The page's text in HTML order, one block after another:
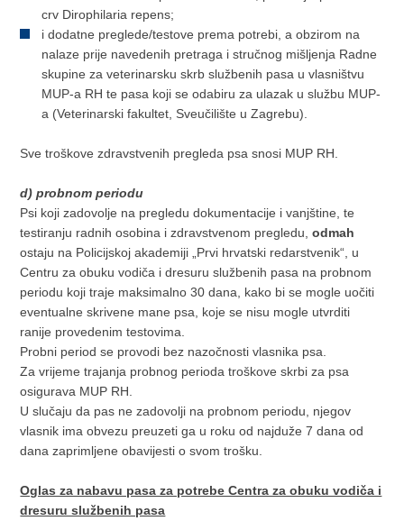
crv Dirophilaria repens;
i dodatne preglede/testove prema potrebi, a obzirom na
nalaze prije navedenih pretraga i stručnog mišljenja Radne
skupine za veterinarsku skrb službenih pasa u vlasništvu
MUP-a RH te pasa koji se odabiru za ulazak u službu MUP-
a (Veterinarski fakultet, Sveučilište u Zagrebu).
Sve troškove zdravstvenih pregleda psa snosi MUP RH.
d) probnom periodu
Psi koji zadovolje na pregledu dokumentacije i vanjštine, te
testiranju radnih osobina i zdravstvenom pregledu,odmah
ostaju na Policijskoj akademiji „Prvi hrvatski redarstvenik“, u
Centru za obuku vodiča i dresuru službenih pasa na probnom
periodu koji traje maksimalno 30 dana, kako bi se mogle uočiti
eventualne skrivene mane psa, koje se nisu mogle utvrditi
ranije provedenim testovima.
Probni period se provodi bez nazočnosti vlasnika psa.
Za vrijeme trajanja probnog perioda troškove skrbi za psa
osigurava MUP RH.
U slučaju da pas ne zadovolji na probnom periodu, njegov
vlasnik ima obvezu preuzeti ga u roku od najduže 7 dana od
dana zaprimljene obavijesti o svom trošku.
Oglas za nabavu pasa za potrebe Centra za obuku vodiča i
dresuru službenih pasa